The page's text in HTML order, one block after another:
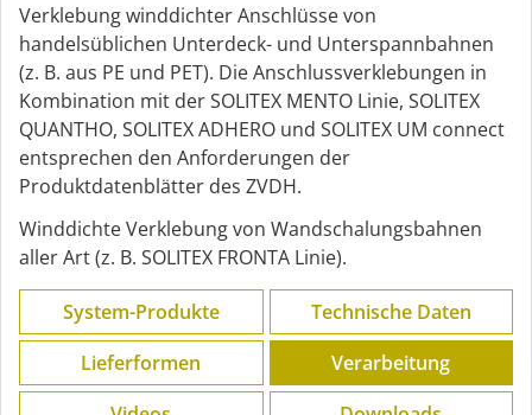
Verklebung winddichter Anschlüsse von
handelsüblichen Unterdeck- und Unterspannbahnen
(z. B. aus PE und PET). Die Anschlussverklebungen in
Kombination mit der SOLITEX MENTO Linie, SOLITEX
QUANTHO, SOLITEX ADHERO und SOLITEX UM connect
entsprechen den Anforderungen der
Produktdatenblätter des ZVDH.
Winddichte Verklebung von Wandschalungsbahnen
aller Art (z. B. SOLITEX FRONTA Linie).
System-Produkte
Technische Daten
Lieferformen
Verarbeitung